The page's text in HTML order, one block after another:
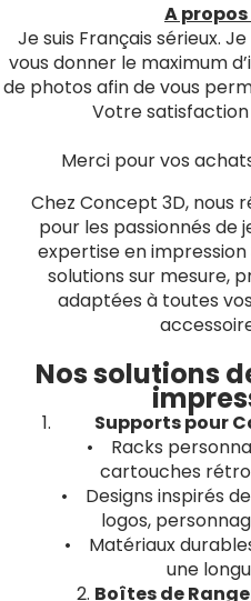
A propos
Je suis Français sérieux.
vous donner le maximum
de photos afin de vous
Votre
Merci pour vos
Chez Concept 3D, nous
pour les passionnés de
expertise en impression
solutions sur mesure,
adaptées à toutes
Nos solutions
Supports pour
• Racks
cartouches rétro
• Designs inspirés
logos,
• Matériaux
une
2. Boîtes de